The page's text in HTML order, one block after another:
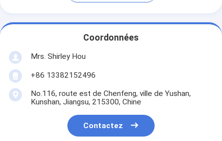
Coordonnées
Mrs. Shirley Hou
+86 13382152496
No.116, route est de Chenfeng, ville de Yushan,
Kunshan, Jiangsu, 215300, Chine
Contactez